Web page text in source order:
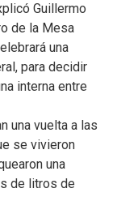
Guillermo
de la Mesa
una
para decidir
interna entre
una vuelta a las
se vivieron
una
de litros de